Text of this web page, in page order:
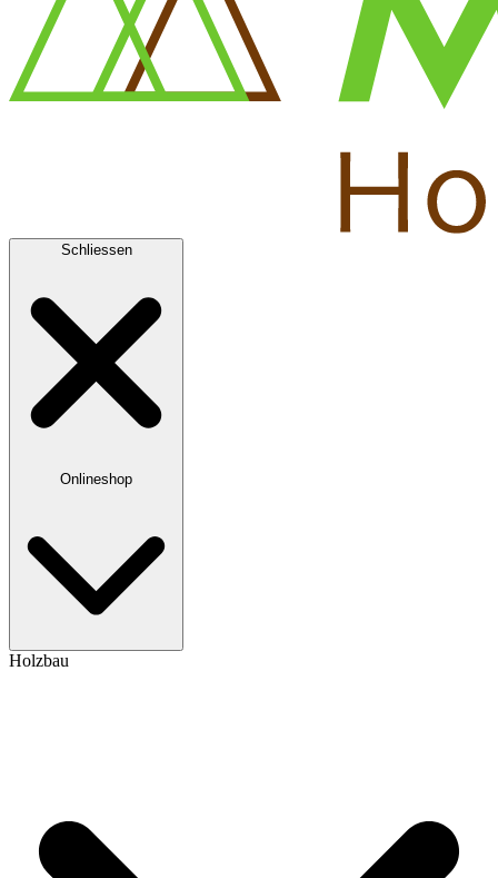
Schliessen
Onlineshop
Holzbau